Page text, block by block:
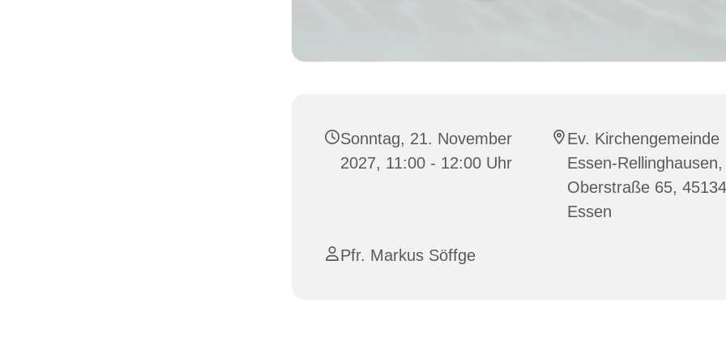
Sonntag, 21. November
2027, 11:00 - 12:00 Uhr
Ev. Kirchengemeinde
Essen-Rellinghausen,
Oberstraße 65, 45134
Essen
Pfr. Markus Söffge